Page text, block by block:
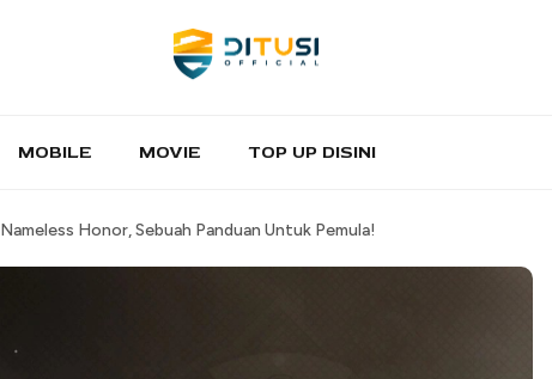
MOBILE MOVIE TOP UP DISINI
Honor, Sebuah Panduan Untuk Pemula!